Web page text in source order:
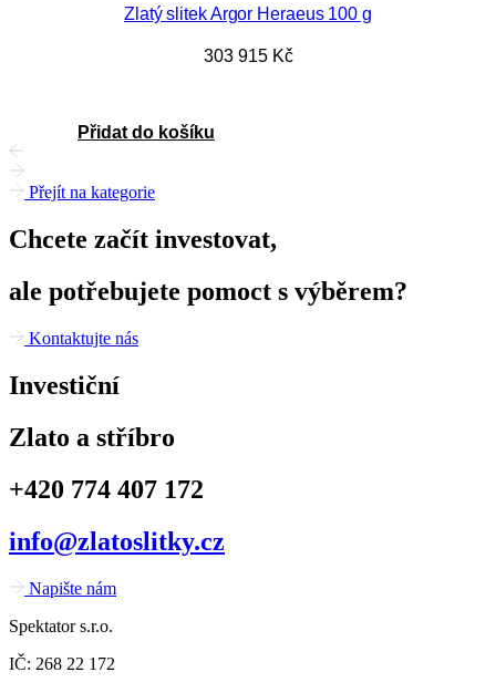
Zlatý slitek Argor Heraeus 100 g
303 915 Kč
Přidat do košíku
Přejít na kategorie
Chcete začít investovat,
ale potřebujete pomoct s výběrem?
Kontaktujte nás
Investiční
Zlato a stříbro
+420 774 407 172
info@zlatoslitky.cz
Napište nám
Spektator s.r.o.
IČ: 268 22 172